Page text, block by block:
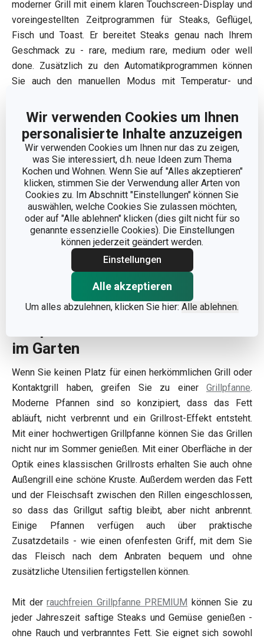
Wir verwenden Cookies um Ihnen
personalisierte Inhalte anzuzeigen
Wir verwenden Cookies um Ihnen nur das zu zeigen,
was Sie interessiert, d.h. neue Ideen zum Thema
Kochen und Wohnen. Wenn Sie auf "Alles akzeptieren"
klicken, stimmen Sie der Verwendung aller Arten von
Cookies zu. Im Abschnitt "Einstellungen" können Sie
auswählen, welche Cookies Sie zulassen möchten,
oder auf "Alle ablehnen" klicken (dies gilt nicht für so
genannte essenzielle Cookies). Die Einstellungen
können jederzeit geändert werden.
Einstellungen
Alle akzeptieren
Um alles abzulehnen, klicken Sie hier: Alle ablehnen.
moderner Grill mit einem klaren Touchscreen-Display und
voreingestellten Zeitprogrammen für Steaks, Geflügel,
Fisch und Toast. Er bereitet Steaks genau nach Ihrem
Geschmack zu - rare, medium rare, medium oder well
done. Zusätzlich zu den Automatikprogrammen können
Sie auch den manuellen Modus mit Temperatur- und
offenen Platten grillen - doppelte Fläche für Barbecue-Stil.
Abnehmbare Antihaftplatten mit integrierten Spiralen
sorgen für ein gleichmäßiges und sanftes Grillen.
im Garten
Wenn Sie keinen Platz für einen herkömmlichen Grill oder
Kontaktgrill haben, greifen Sie zu einer Grillpfanne.
Moderne Pfannen sind so konzipiert, dass das Fett
abläuft, nicht verbrennt und ein Grillrost-Effekt entsteht.
Mit einer hochwertigen Grillpfanne können Sie das Grillen
nicht nur im Sommer genießen. Mit einer Oberfläche in der
Optik eines klassischen Grillrosts erhalten Sie auch ohne
Außengrill eine schöne Kruste. Außerdem werden das Fett
und der Fleischsaft zwischen den Rillen eingeschlossen,
so dass das Grillgut saftig bleibt, aber nicht anbrennt.
Einige Pfannen verfügen auch über praktische
Zusatzdetails - wie einen ofenfesten Griff, mit dem Sie
das Fleisch nach dem Anbraten bequem und ohne
zusätzliche Utensilien fertigstellen können.
Mit derrauchfreien Grillpfanne PREMIUM können Sie zu
jeder Jahreszeit saftige Steaks und Gemüse genießen -
ohne Rauch und verbranntes Fett. Sie eignet sich sowohl